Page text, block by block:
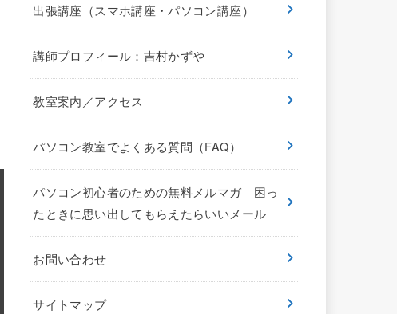
出張講座（スマホ講座・パソコン講座）
講師プロフィール：吉村かずや
教室案内／アクセス
パソコン教室でよくある質問（FAQ）
パソコン初心者のための無料メルマガ｜困っ
たときに思い出してもらえたらいいメール
お問い合わせ
サイトマップ